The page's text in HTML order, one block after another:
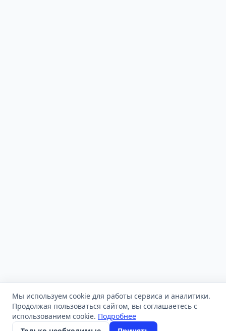
Мы используем cookie для работы сервиса и аналитики.
Продолжая пользоваться сайтом, вы соглашаетесь с
использованием cookie. Подробнее